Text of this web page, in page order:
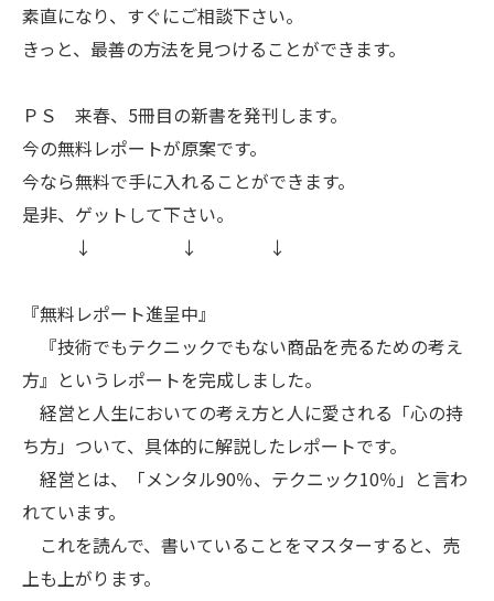
素直になり、すぐにご相談下さい。
きっと、最善の方法を見つけることができます。
ＰＳ 来春、5冊目の新書を発刊します。
今の無料レポートが原案です。
今なら無料で手に入れることができます。
是非、ゲットして下さい。
↓ ↓ ↓
『無料レポート進呈中』
『技術でもテクニックでもない商品を売るための考え
方』というレポートを完成しました。
経営と人生においての考え方と人に愛される「心の持
ち方」ついて、具体的に解説したレポートです。
経営とは、「メンタル90％、テクニック10％」と言わ
れています。
これを読んで、書いていることをマスターすると、売
上も上がります。